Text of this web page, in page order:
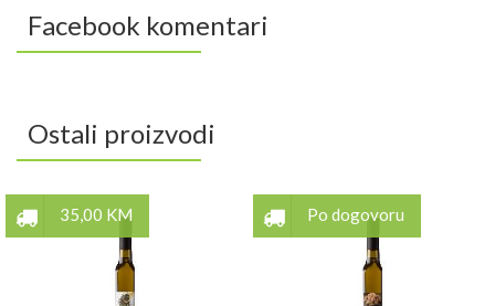
Facebook komentari
Ostali proizvodi
35,00 KM Po dogovoru